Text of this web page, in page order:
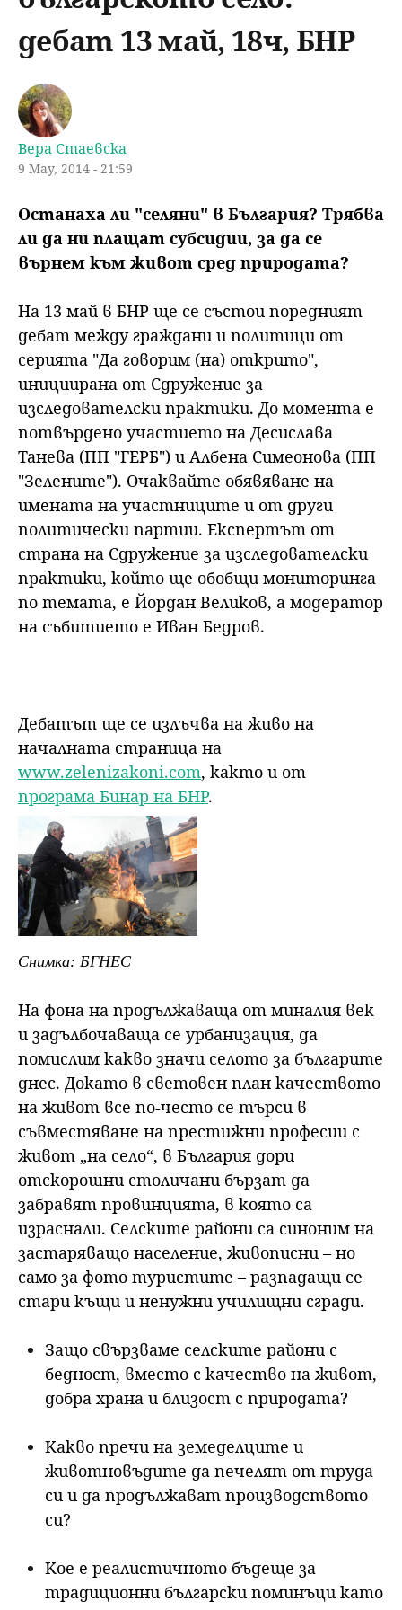
н
ъ
с
е
н
е
u
дебат 13 май, 18ч, БНР
Вера Стаевска
9 May, 2014 - 21:59
Останаха ли "селяни" в България? Трябва
ли да ни плащат субсидии, за да се
върнем към живот сред природата?
На 13 май в БНР ще се състои поредният
дебат между граждани и политици от
серията "Да говорим (на) открито",
инициирана от Сдружение за
изследователски практики. До момента е
потвърдено участието на Десислава
Танева (ПП "ГЕРБ") и Албена Симеонова (ПП
"Зелените"). Очаквайте обявяване на
имената на участниците и от други
политически партии. Експертът от
страна на Сдружение за изследователски
практики, който ще обобщи мониторинга
по темата, е Йордан Великов, а модератор
на събитието е Иван Бедров.
Дебатът ще се излъчва на живо на
началната страница на
www.zelenizakoni.com, както и от
програма Бинар на БНР.
Снимка: БГНЕС
На фона на продължаваща от миналия век
и задълбочаваща се урбанизация, да
помислим какво значи селото за българите
днес. Докато в световен план качеството
на живот все по-често се търси в
съвместяване на престижни професии с
живот „на село“, в България дори
отскорошни столичани бързат да
забравят провинцията, в която са
израснали. Селските райони са синоним на
застаряващо население, живописни – но
само за фото туристите – разпадащи се
стари къщи и ненужни училищни сгради.
Защо свързваме селските райони с
бедност, вместо с качество на живот,
добра храна и близост с природата?
Какво пречи на земеделците и
животновъдите да печелят от труда
си и да продължават производството
си?
Кое е реалистичното бъдеще за
традиционни български поминъци като